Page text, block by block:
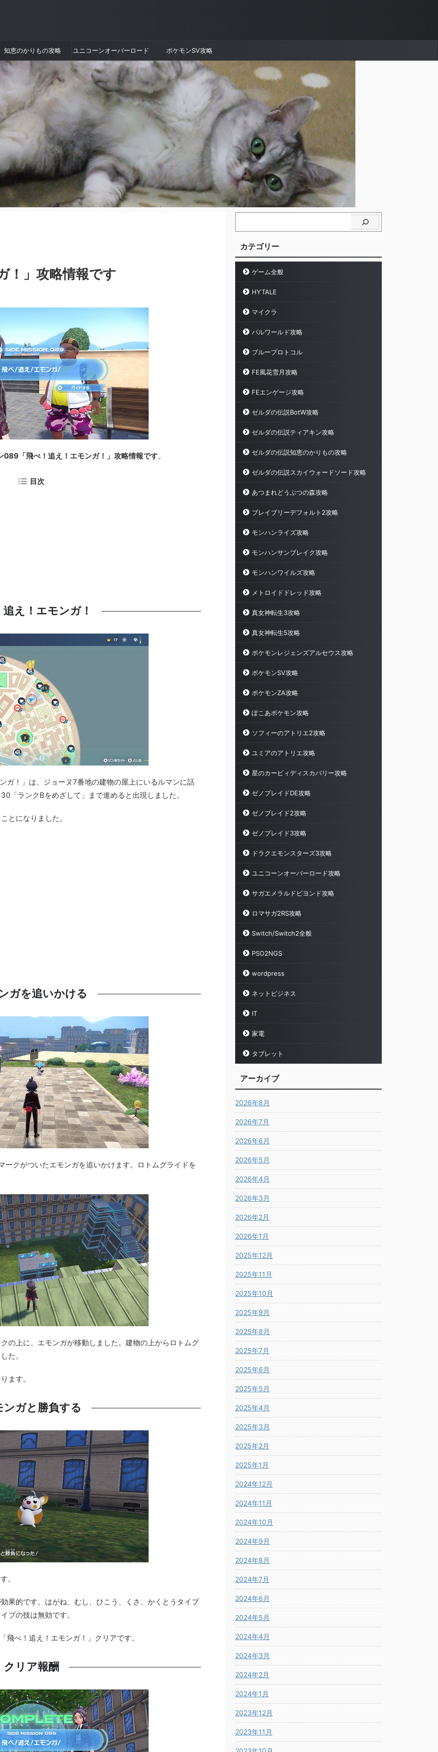
知恵のかりもの攻略 ユニコーンオーバーロード ポケモンSV攻略
！」攻略情報です
「飛べ！追え！エモンガ！」攻略情報です。
目次
え！エモンガ！
ガ！」は、ジョーヌ7番地の建物の屋上にいるルマンに話
「ランクBをめざして」まで進めると出現しました。
とになりました。
ガを追いかける
ークがついたエモンガを追いかけます。ロトムグライドを
の上に、エモンガが移動しました。建物の上からロトムグ
た。
ます。
ンガと勝負する
。
果的です。はがね、むし、ひこう、くさ、かくとうタイプ
プの技は無効です。
べ！追え！エモンガ！」クリアです。
クリア報酬
カテゴリー
ゲーム全般
HYTALE
マイクラ
パルワールド攻略
ブループロトコル
FE風花雪月攻略
FEエンゲージ攻略
ゼルダの伝説BotW攻略
ゼルダの伝説ティアキン攻略
ゼルダの伝説知恵のかりもの攻略
ゼルダの伝説スカイウォードソード攻略
あつまれどうぶつの森攻略
ブレイブリーデフォルト2攻略
モンハンライズ攻略
モンハンサンブレイク攻略
モンハンワイルズ攻略
メトロイドドレッド攻略
真女神転生3攻略
真女神転生5攻略
ポケモンレジェンズアルセウス攻略
ポケモンSV攻略
ポケモンZA攻略
ぽこあポケモン攻略
ソフィーのアトリエ2攻略
ユミアのアトリエ攻略
星のカービィディスカバリー攻略
ゼノブレイドDE攻略
ゼノブレイド2攻略
ゼノブレイド3攻略
ドラクエモンスターズ3攻略
ユニコーンオーバーロード攻略
サガエメラルドビヨンド攻略
ロマサガ2RS攻略
Switch/Switch2全般
PSO2NGS
wordpress
ネットビジネス
IT
家電
タブレット
アーカイブ
2026年8月
2026年7月
2026年6月
2026年5月
2026年4月
2026年3月
2026年2月
2026年1月
2025年12月
2025年11月
2025年10月
2025年9月
2025年8月
2025年7月
2025年6月
2025年5月
2025年4月
2025年3月
2025年2月
2025年1月
2024年12月
2024年11月
2024年10月
2024年9月
2024年8月
2024年7月
2024年6月
2024年5月
2024年4月
2024年3月
2024年2月
2024年1月
2023年12月
2023年11月